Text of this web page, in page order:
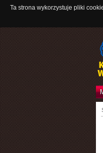
Ta strona wykorzystuje pliki